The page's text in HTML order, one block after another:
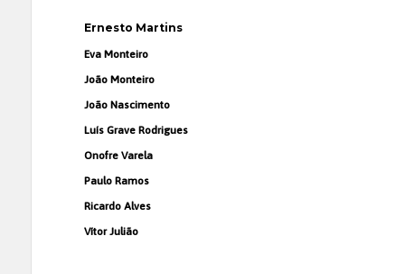
Ernesto Martins
Eva Monteiro
João Monteiro
João Nascimento
Luís Grave Rodrigues
Onofre Varela
Paulo Ramos
Ricardo Alves
Vítor Julião